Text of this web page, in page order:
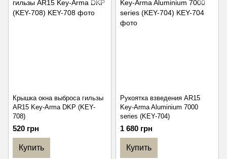
Крышка окна выброса гильзы
AR15 Key-Arma DKP (KEY-
708)
520 грн
Купить
Рукоятка взведения AR15
Key-Arma Aluminium 7000
series (KEY-704)
1 680 грн
Купить